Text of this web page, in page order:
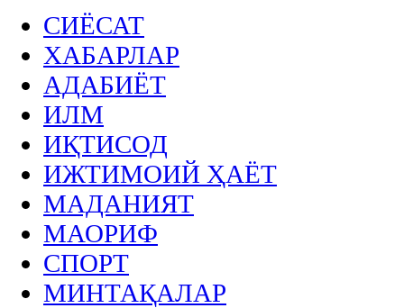
СИЁСАТ
ХАБАРЛАР
АДАБИЁТ
ИЛМ
ИҚТИСОД
ИЖТИМОИЙ ҲАЁТ
МАДАНИЯТ
МАОРИФ
СПОРТ
МИНТАҚАЛАР